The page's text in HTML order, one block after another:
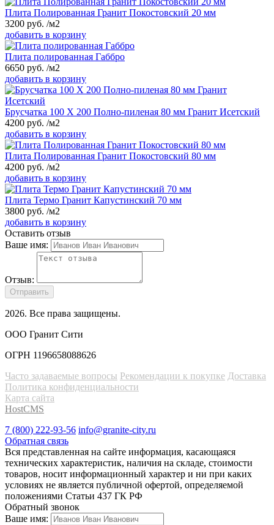
Плита Полированная Гранит Покостовский 20 мм
3200 руб. /м2
добавить в корзину
Плита полированная Габбро
6650 руб. /м2
добавить в корзину
Брусчатка 100 Х 200 Полно-пиленая 80 мм Гранит Исетский
4200 руб. /м2
добавить в корзину
Плита Полированная Гранит Покостовский 80 мм
4200 руб. /м2
добавить в корзину
Плита Термо Гранит Капустинский 70 мм
3800 руб. /м2
добавить в корзину
Оставить отзыв
Ваше имя:
Отзыв:
Отправить
2026. Все права защищены.
ООО Гранит Сити
ОГРН 1196658088626
Часто задаваемые вопросы Рекомендации к покупке Доставка
Политика конфиденциальности
Карта сайта
HostCMS
7 (800) 222-93-56 info@granite-city.ru
Обратная связь
Вся представленная на сайте информация, касающаяся
технических характеристик, наличия на складе, стоимости
товаров, носит информационный характер и ни при каких
условиях не является публичной офертой, определяемой
положениями Статьи 437 ГК РФ
Обратный звонок
Ваше имя: